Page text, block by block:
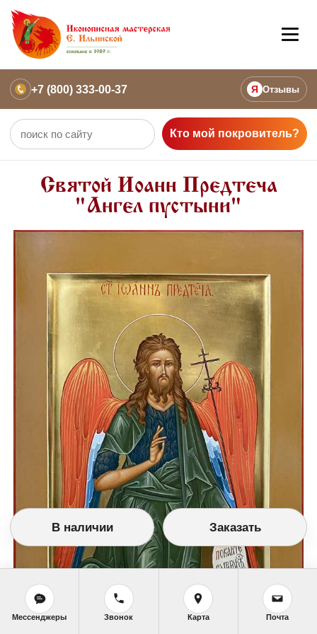
+7 (800) 333-00-37 Я Отзывы
Кто мой покровитель?
Святой Иоанн Предтеча
"Ангел пустыни"
В наличии Заказать
Мессенджеры Звонок Карта Почта